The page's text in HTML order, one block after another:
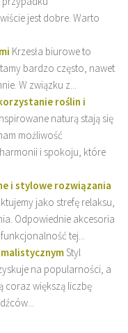
jest dobre. Warto
Krzesła biurowe to
bardzo często, nawet
W związku z...
roślin i
naturą stają się
możliwość
i spokoju, które
i stylowe rozwiązania
jako strefę relaksu,
Odpowiednie akcesoria
tej...
Styl
na popularności, a
coraz większą liczbę